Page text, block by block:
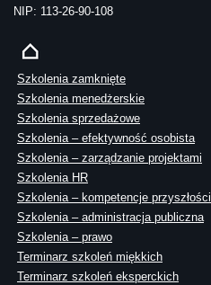
NIP: 113-26-90-108
Szkolenia zamknięte
Szkolenia menedżerskie
Szkolenia sprzedażowe
Szkolenia – efektywność osobista
Szkolenia – zarządzanie projektami
Szkolenia HR
Szkolenia – kompetencje przyszłości
Szkolenia – administracja publiczna
Szkolenia – prawo
Terminarz szkoleń miękkich
Terminarz szkoleń eksperckich